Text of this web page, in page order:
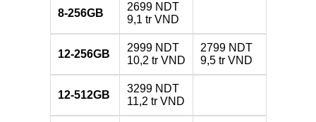
8-256GB
2699 NDT
9,1 tr VND
12-256GB
2999 NDT
10,2 tr VND
2799 NDT
9,5 tr VND
12-512GB
3299 NDT
11,2 tr VND